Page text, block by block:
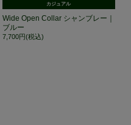
カジュアル
Wide Open Collar シャンブレー｜
ブルー
7,700円(税込)